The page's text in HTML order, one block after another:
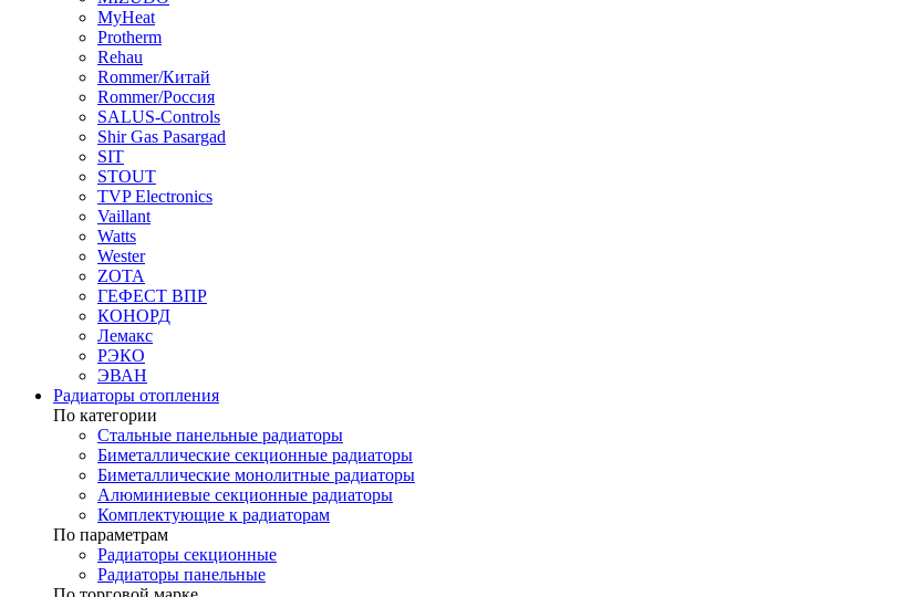
MyHeat
Protherm
Rehau
Rommer/Китай
Rommer/Россия
SALUS-Controls
Shir Gas Pasargad
SIT
STOUT
TVP Electronics
Vaillant
Watts
Wester
ZOTA
ГЕФЕСТ ВПР
КОНОРД
Лемакс
РЭКО
ЭВАН
Радиаторы отопления
По категории
Стальные панельные радиаторы
Биметаллические секционные радиаторы
Биметаллические монолитные радиаторы
Алюминиевые секционные радиаторы
Комплектующие к радиаторам
По параметрам
Радиаторы секционные
Радиаторы панельные